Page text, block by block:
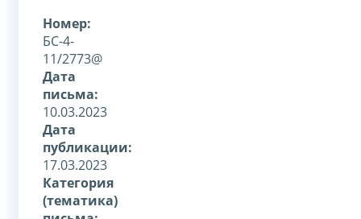
Номер:
БС-4-
11/2773@
Дата
письма:
10.03.2023
Дата
публикации:
17.03.2023
Категория
(тематика)